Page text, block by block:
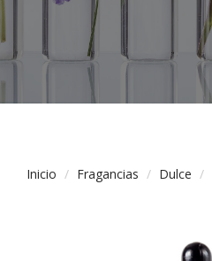
Inicio Fragancias Dulce